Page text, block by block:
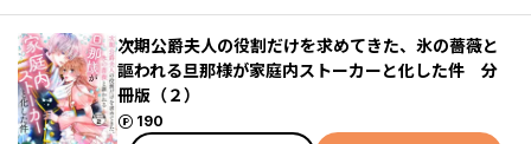
次期公爵夫人の役割だけを求めてきた、氷の薔薇と
謳われる旦那様が家庭内ストーカーと化した件 分
冊版（２）
190
ポイント